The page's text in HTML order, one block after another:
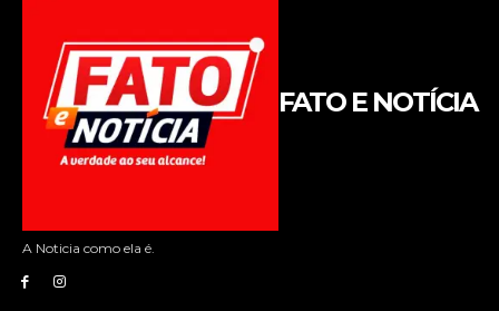
FATO E NOTÍCIA
A Noticia como ela é.